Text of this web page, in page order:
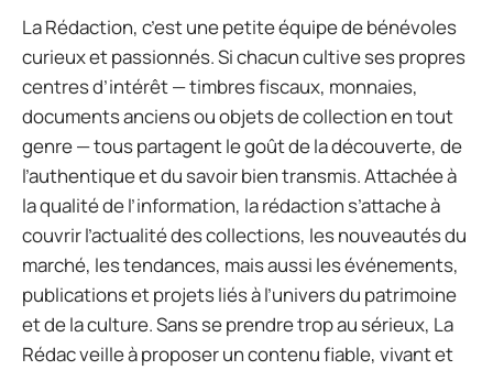
La Rédaction, c’est une petite équipe de bénévoles
curieux et passionnés. Si chacun cultive ses propres
centres d’intérêt — timbres fiscaux, monnaies,
documents anciens ou objets de collection en tout
genre — tous partagent le goût de la découverte, de
l’authentique et du savoir bien transmis. Attachée à
la qualité de l’information, la rédaction s’attache à
couvrir l’actualité des collections, les nouveautés du
marché, les tendances, mais aussi les événements,
publications et projets liés à l’univers du patrimoine
et de la culture. Sans se prendre trop au sérieux, La
Rédac veille à proposer un contenu fiable, vivant et